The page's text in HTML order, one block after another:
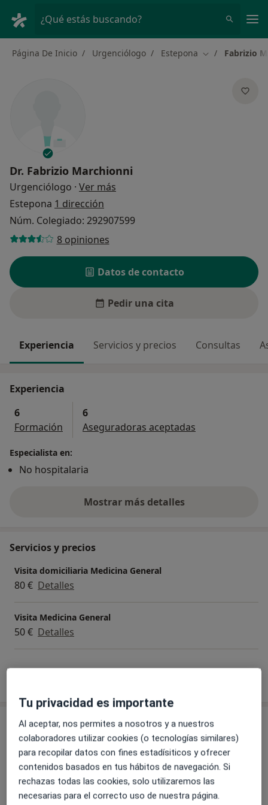
¿Qué estás buscando?
Página De Inicio Urgenciólogo Estepona Cambiar de
Fabrizio
Dr. Fabrizio Marchionni
Urgenciólogo · Ver más
Estepona 1 dirección
Núm. Colegiado: 292907599
8 opiniones
Datos de contacto
Pedir una cita
Experiencia Servicios y precios Consultas
Experiencia
6
Formación
6
Aseguradoras aceptadas
Especialista en:
No hospitalaria
Mostrar más detalles
sobre la experiencia
Servicios y precios
Visita domiciliaria Medicina General
80 € Detalles
Visita Medicina General
50 € Detalles
Consulta
Consultorio privado
AVDA JUAN CARLOS I, EDF ALBORAN B, 2 ºC,
Estepona 29680
Tu privacidad es importante
Al aceptar, nos permites a nosotros y a nuestros
colaboradores utilizar cookies (o tecnologías similares)
para recopilar datos con fines estadísiticos y ofrecer
contenidos basados en tus hábitos de navegación. Si
rechazas todas las cookies, solo utilizaremos las
necesarias para el correcto uso de nuestra página.